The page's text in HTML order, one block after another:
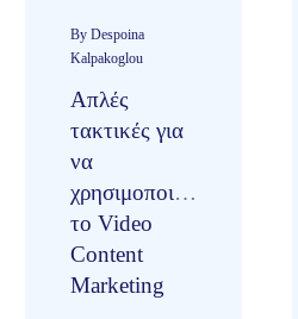
By Despoina
Kalpakoglou
Απλές
τακτικές για
να
χρησιμοποιήσεις
το Video
Content
Marketing